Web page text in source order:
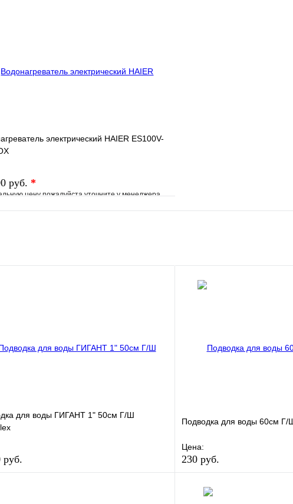
электрический HAIER ES100V-
руб. *
цену пожалуйста уточните у менеджера
Сравнение
В корзину
для воды ГИГАНТ 1" 50см Г/Ш
руб.
в 1 клик
Подводка для воды 60см Г/
Цена:
230 руб.
Купить в 1 клик